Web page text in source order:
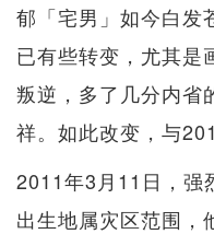
郁「宅男」如今白发
已有些转变，尤其是
叛逆，多了几分内省
祥。如此改变，与
2011年3月11日，强
出生地属灾区范围，